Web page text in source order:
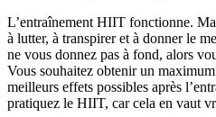
L’entraînement HIIT fonctionne.
à lutter, à transpirer et à donner le
ne vous donnez pas à fond, alors
Vous souhaitez obtenir un
meilleurs effets possibles après
pratiquez le HIIT, car cela en vaut